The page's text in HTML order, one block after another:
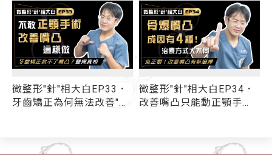
微整形"針"相大白EP33．
牙齒矯正為何無法改善"小
動正顎手術 你還有其他選
擇...
微整形"針"相大白EP34．
改善嘴凸只能動正顎手